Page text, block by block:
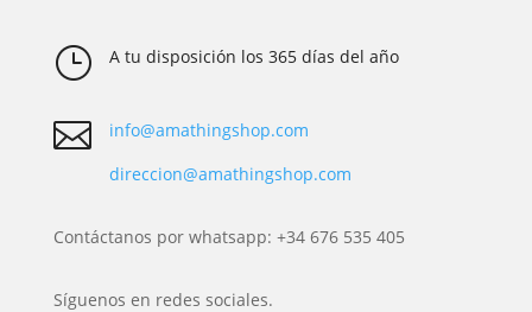
} A tu disposición los 365 días del año

info@amathingshop.com
direccion@amathingshop.com
Contáctanos por whatsapp: +34 676 535 405
Síguenos en redes sociales.